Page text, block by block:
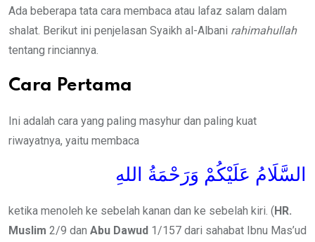
Ada beberapa tata cara membaca atau lafaz salam dalam
shalat. Berikut ini penjelasan Syaikh al-Albani rahimahullah
tentang rinciannya.
Cara Pertama
Ini adalah cara yang paling masyhur dan paling kuat
riwayatnya, yaitu membaca
السَّلَامُ عَلَيْكُمْ وَرَحْمَةُ اللهِ
ketika menoleh ke sebelah kanan dan ke sebelah kiri. (HR.
Muslim 2/9 dan Abu Dawud 1/157 dari sahabat Ibnu Mas’ud